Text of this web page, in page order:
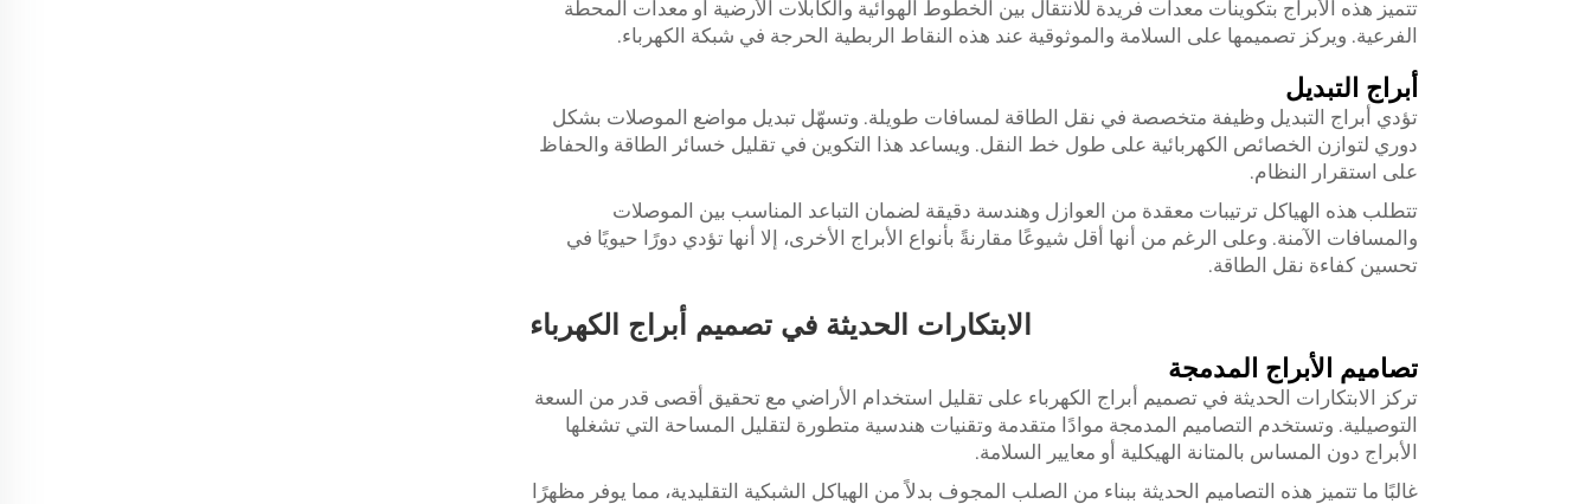
تتميز هذه الأبراج بتكوينات معدات فريدة للانتقال بين الخطوط الهوائية والكابلات الأرضية أو معدات المحطة
الفرعية. ويركز تصميمها على السلامة والموثوقية عند هذه النقاط الربطية الحرجة في شبكة الكهرباء.
أبراج التبديل
تؤدي أبراج التبديل وظيفة متخصصة في نقل الطاقة لمسافات طويلة. وتسهّل تبديل مواضع الموصلات بشكل
دوري لتوازن الخصائص الكهربائية على طول خط النقل. ويساعد هذا التكوين في تقليل خسائر الطاقة والحفاظ
على استقرار النظام.
تتطلب هذه الهياكل ترتيبات معقدة من العوازل وهندسة دقيقة لضمان التباعد المناسب بين الموصلات
والمسافات الآمنة. وعلى الرغم من أنها أقل شيوعًا مقارنةً بأنواع الأبراج الأخرى، إلا أنها تؤدي دورًا حيويًا في
تحسين كفاءة نقل الطاقة.
الابتكارات الحديثة في تصميم أبراج الكهرباء
تصاميم الأبراج المدمجة
تركز الابتكارات الحديثة في تصميم أبراج الكهرباء على تقليل استخدام الأراضي مع تحقيق أقصى قدر من السعة
التوصيلية. وتستخدم التصاميم المدمجة موادًا متقدمة وتقنيات هندسية متطورة لتقليل المساحة التي تشغلها
الأبراج دون المساس بالمتانة الهيكلية أو معايير السلامة.
غالبًا ما تتميز هذه التصاميم الحديثة ببناء من الصلب المجوف بدلاً من الهياكل الشبكية التقليدية، مما يوفر مظهرًا